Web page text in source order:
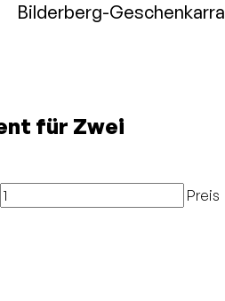
Bilderberg-
für Zwei
Preis